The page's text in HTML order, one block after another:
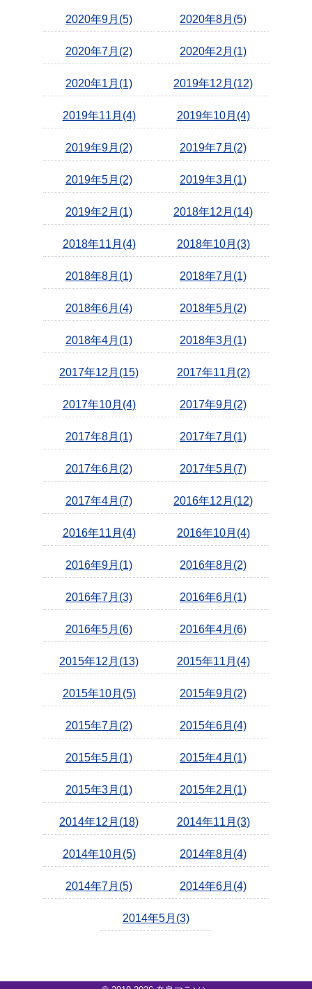
2020年9月(5) 2020年8月(5)
2020年7月(2) 2020年2月(1)
2020年1月(1) 2019年12月(12)
2019年11月(4) 2019年10月(4)
2019年9月(2) 2019年7月(2)
2019年5月(2) 2019年3月(1)
2019年2月(1) 2018年12月(14)
2018年11月(4) 2018年10月(3)
2018年8月(1) 2018年7月(1)
2018年6月(4) 2018年5月(2)
2018年4月(1) 2018年3月(1)
2017年12月(15) 2017年11月(2)
2017年10月(4) 2017年9月(2)
2017年8月(1) 2017年7月(1)
2017年6月(2) 2017年5月(7)
2017年4月(7) 2016年12月(12)
2016年11月(4) 2016年10月(4)
2016年9月(1) 2016年8月(2)
2016年7月(3) 2016年6月(1)
2016年5月(6) 2016年4月(6)
2015年12月(13) 2015年11月(4)
2015年10月(5) 2015年9月(2)
2015年7月(2) 2015年6月(4)
2015年5月(1) 2015年4月(1)
2015年3月(1) 2015年2月(1)
2014年12月(18) 2014年11月(3)
2014年10月(5) 2014年8月(4)
2014年7月(5) 2014年6月(4)
2014年5月(3)